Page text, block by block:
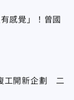
感覺」！曾國
工開新企劃 二